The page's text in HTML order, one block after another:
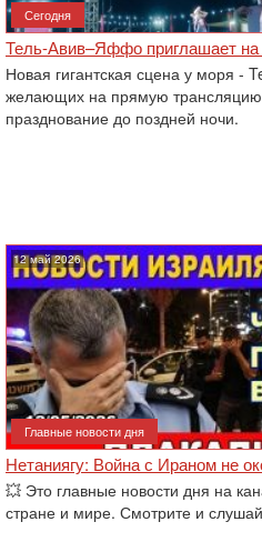
Сегодня
Тель-Авив–Яффо приглашает на
Новая гигантская сцена у моря -
желающих на прямую
празднование до поздней ночи.
12 май 2026
Главные новости дня
Нетаниягу: Война с Ираном не
💥 Это главные новости дня на
стране и мире. Смотрите и